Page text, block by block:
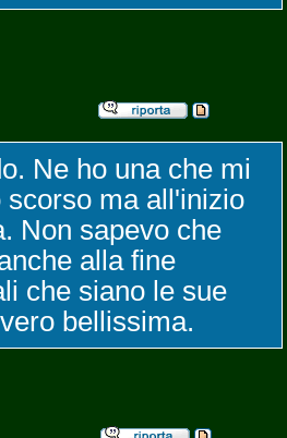
Ne ho una che mi
scorso ma all'inizio
Non sapevo che
alla fine
che siano le sue
bellissima.